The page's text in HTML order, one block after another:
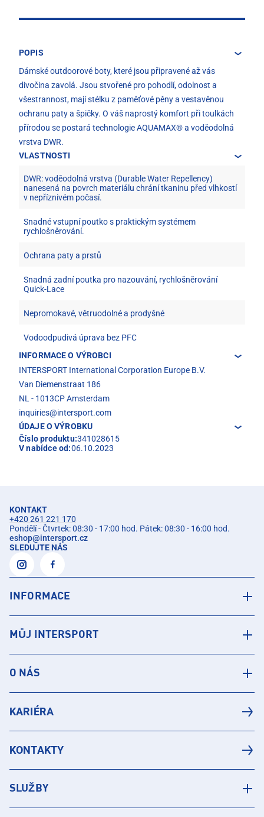
POPIS
Dámské outdoorové boty, které jsou připravené až vás
divočina zavolá. Jsou stvořené pro pohodlí, odolnost a
všestrannost, mají stélku z paměťové pěny a vestavěnou
ochranu paty a špičky. O váš naprostý komfort při toulkách
přírodou se postará technologie AQUAMAX® a voděodolná
vrstva DWR.
VLASTNOSTI
DWR: voděodolná vrstva (Durable Water Repellency)
nanesená na povrch materiálu chrání tkaninu před vlhkostí
v nepříznivém počasí.
Snadné vstupní poutko s praktickým systémem
rychlošněrování.
Ochrana paty a prstů
Snadná zadní poutka pro nazouvání, rychlošněrování
Quick-Lace
Nepromokavé, větruodolné a prodyšné
Vodoodpudivá úprava bez PFC
INFORMACE O VÝROBCI
INTERSPORT International Corporation Europe B.V.
Van Diemenstraat 186
NL - 1013CP Amsterdam
inquiries@intersport.com
ÚDAJE O VÝROBKU
Číslo produktu:341028615
V nabídce od:06.10.2023
KONTAKT
+420 261 221 170
Pondělí - Čtvrtek: 08:30 - 17:00 hod. Pátek: 08:30 - 16:00 hod.
eshop@intersport.cz
SLEDUJTE NÁS
INFORMACE
MŮJ INTERSPORT
O NÁS
KARIÉRA
KONTAKTY
SLUŽBY